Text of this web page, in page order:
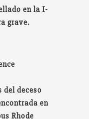
en la I-
grave.
deceso
en
Rhode